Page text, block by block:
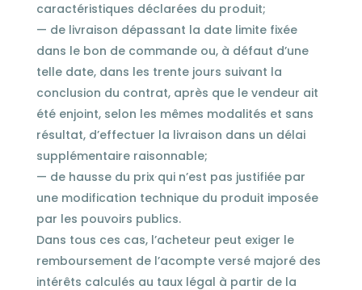
caractéristiques déclarées du produit;
— de livraison dépassant la date limite fixée
dans le bon de commande ou, à défaut d’une
telle date, dans les trente jours suivant la
conclusion du contrat, après que le vendeur ait
été enjoint, selon les mêmes modalités et sans
résultat, d’effectuer la livraison dans un délai
supplémentaire raisonnable;
— de hausse du prix qui n’est pas justifiée par
une modification technique du produit imposée
par les pouvoirs publics.
Dans tous ces cas, l’acheteur peut exiger le
remboursement de l’acompte versé majoré des
intérêts calculés au taux légal à partir de la